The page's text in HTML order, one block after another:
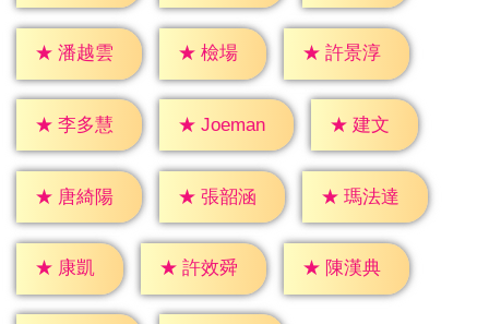
★ 潘越雲 ★ 檢場 ★ 許景淳
★ 李多慧 ★ Joeman ★ 建文
★ 唐綺陽 ★ 張韶涵 ★ 瑪法達
★ 康凱 ★ 許效舜 ★ 陳漢典